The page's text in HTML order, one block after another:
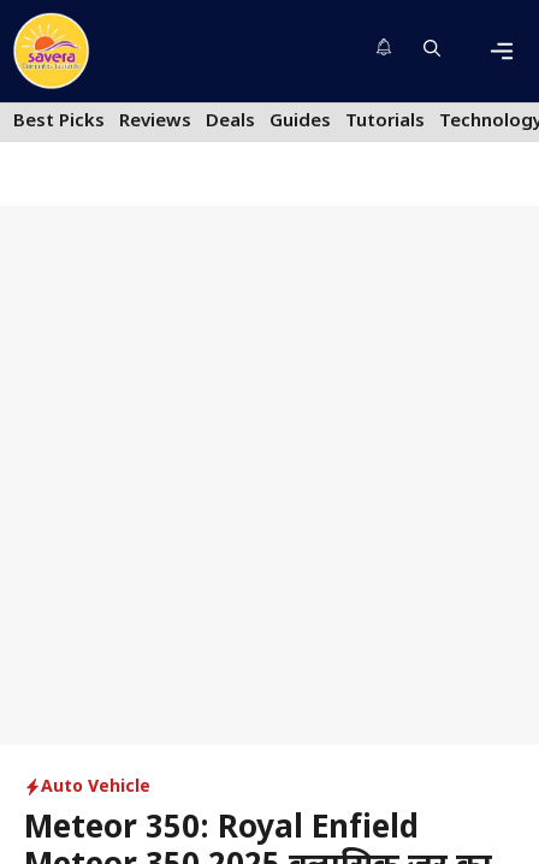
Skip
to
content
Best Picks
Reviews Deals Guides Tutorials
Auto Vehicle
Meteor 350: Royal Enfield